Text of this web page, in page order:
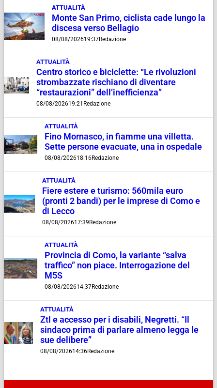
ATTUALITÀ
Monte San Primo, ciclista cade lungo la
discesa verso Bellagio
08/08/202619:37Redazione
ATTUALITÀ
Centro storico e biciclette: “Le rivoluzioni
strombazzate rischiano di diventare
“restaurazioni” dell’inefficienza”
08/08/202619:21 Redazione
ATTUALITÀ
Fino Mornasco, in fiamme una villetta.
Sette persone evacuate, una in ospedale
08/08/202618:16Redazione
ATTUALITÀ
Fiere estere e turismo: 560mila euro
(pronti 2 bandi) per le imprese di Como e
di Lecco
08/08/202617:39 Redazione
ATTUALITÀ
Provincia di Como, la variante “salva
traffico” non piace. Interrogazione del
M5S
08/08/202614:37Redazione
ATTUALITÀ
Ztl e accesso per i disabili, Negretti. “Il
sindaco prima di parlare almeno legga le
sue delibere”
08/08/202614:36Redazione